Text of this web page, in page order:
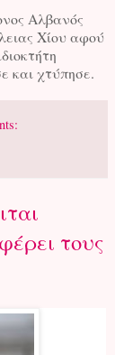
Αλβανός
Χίου αφού
και χτύπησε.
τους